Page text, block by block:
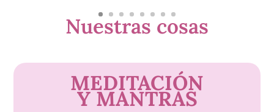
Nuestras cosas
MEDITACIÓN
Y MANTRAS